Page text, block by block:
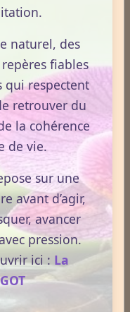
2026
2026
2026
px
les
naturel, des
fiables
qui respectent
retrouver du
la cohérence
de vie.
sur une
avant d’agir,
avancer
pression.
ici : La